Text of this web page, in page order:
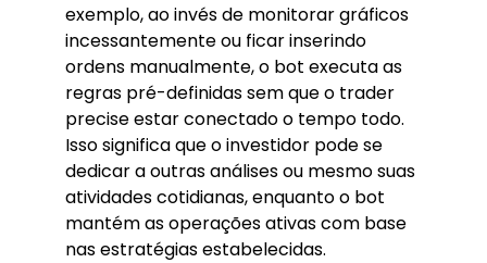
exemplo, ao invés de monitorar gráficos
incessantemente ou ficar inserindo
ordens manualmente, o bot executa as
regras pré-definidas sem que o trader
precise estar conectado o tempo todo.
Isso significa que o investidor pode se
dedicar a outras análises ou mesmo suas
atividades cotidianas, enquanto o bot
mantém as operações ativas com base
nas estratégias estabelecidas.